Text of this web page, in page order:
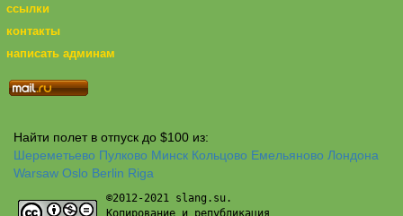
ссылки
контакты
написать админам
Найти полет в отпуск до $100 из:
Шереметьево Пулково Минск Кольцово Емельяново Лондона
Warsaw Oslo Berlin Riga
©2012-2021 slang.su.
Копирование и републикация